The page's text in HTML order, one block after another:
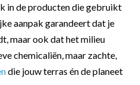
in de producten die gebruikt
aanpak garandeert dat je
maar ook dat het milieu
chemicaliën, maar zachte,
die jouw terras én de planeet